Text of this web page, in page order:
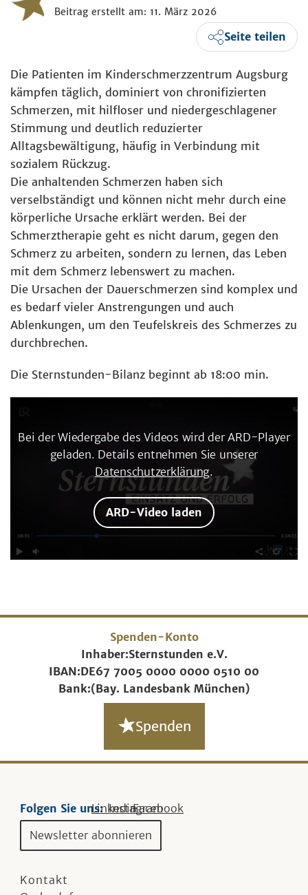
Beitrag erstellt am: 11. März 2026
Seite teilen
Die Patienten im Kinderschmerzzentrum Augsburg
kämpfen täglich, dominiert von chronifizierten
Schmerzen, mit hilfloser und niedergeschlagener
Stimmung und deutlich reduzierter
Alltagsbewältigung, häufig in Verbindung mit
sozialem Rückzug.
Die anhaltenden Schmerzen haben sich
verselbständigt und können nicht mehr durch eine
körperliche Ursache erklärt werden. Bei der
Schmerztherapie geht es nicht darum, gegen den
Schmerz zu arbeiten, sondern zu lernen, das Leben
mit dem Schmerz lebenswert zu machen.
Die Ursachen der Dauerschmerzen sind komplex und
es bedarf vieler Anstrengungen und auch
Ablenkungen, um den Teufelskreis des Schmerzes zu
durchbrechen.
Die Sternstunden-Bilanz beginnt ab 18:00 min.
Bei der Wiedergabe des Videos wird der ARD-Player
geladen. Details entnehmen Sie unserer
Datenschutzerklärung.
ARD-Video laden
Spenden-Konto
Inhaber:Sternstunden e.V.
IBAN:DE67 7005 0000 0000 0510 00
Bank:(Bay. Landesbank München)
Spenden
Folgen Sie uns:Linkedin
Instagram
Facebook
Newsletter abonnieren
Kontakt